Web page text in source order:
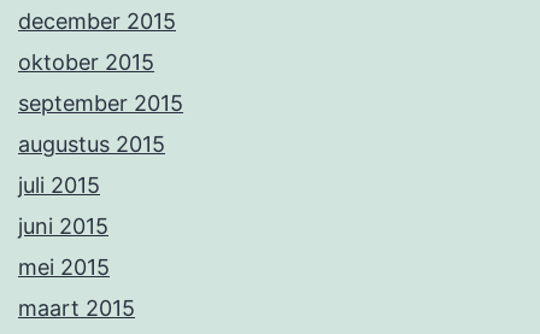
december 2015
oktober 2015
september 2015
augustus 2015
juli 2015
juni 2015
mei 2015
maart 2015